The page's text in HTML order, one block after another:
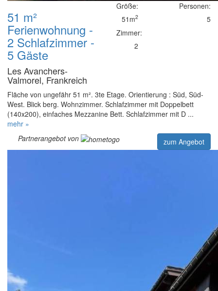
51 m²
Ferienwohnung -
2 Schlafzimmer -
5 Gäste
Les Avanchers-
Valmorel, Frankreich
Größe:
51m2
Zimmer:
2
Personen:
5
Fläche von ungefähr 51 m². 3te Etage. Orientierung : Süd, Süd-
West. Blick berg. Wohnzimmer. Schlafzimmer mit Doppelbett
(140x200), einfaches Mezzanine Bett. Schlafzimmer mit D ...
mehr »
Partnerangebot von
zum Angebot